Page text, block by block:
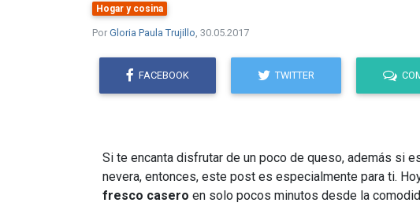
Hogar y cosina
Por Gloria Paula Trujillo , 30.05.2017
FACEBOOK TWITTER
Si te encanta disfrutar de un poco de queso, además si
nevera, entonces, este post es especialmente para ti.
fresco casero en solo pocos minutos desde la